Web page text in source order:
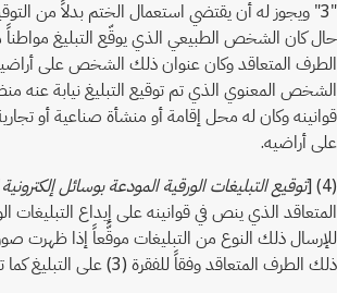
"3" ويجوز له أن يقتضي استعمال الختم بدلاً من
حال كان الشخص الطبيعي الذي يوقّع التبليغ
الطرف المتعاقد وكان عنوان ذلك الشخص على
الشخص المعنوي الذي تم توقيع التبليغ نيابة عنه
قوانينه وكان له محل إقامة أو منشأة صناعية أو
على أراضيه.
(4) [
توقيع التبليغات الورقية المودعة بوسائل
المتعاقد الذي ينص في قوانينه على إيداع التبليغات
للإرسال ذلك النوع من التبليغات موقَّعاً إذا ظهرت
ذلك الطرف المتعاقد وفقاً للفقرة (3) على التبليغ كما تسلّمه.